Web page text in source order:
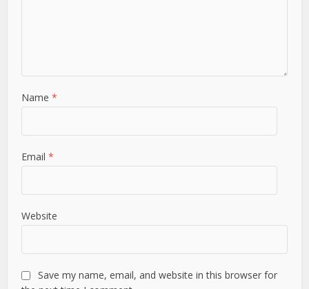
Name*
Email*
Website
Save my name, email, and website in this browser for